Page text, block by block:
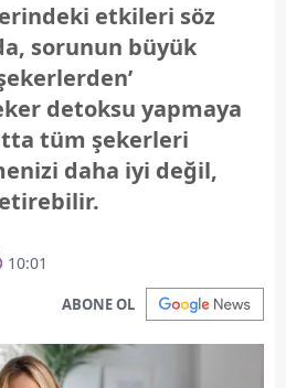
etkileri söz
sorunun büyük
detoksu yapmaya
tüm şekerleri
daha iyi değil,
10:01
ABONE OL